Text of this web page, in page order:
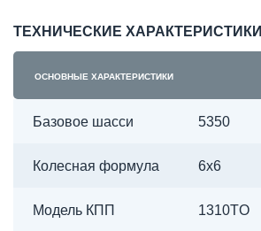
ТЕХНИЧЕСКИЕ ХАРАКТЕРИСТИКИ
ОСНОВНЫЕ ХАРАКТЕРИСТИКИ
Базовое шасси 5350
Колесная формула 6х6
Модель КПП 1310TO